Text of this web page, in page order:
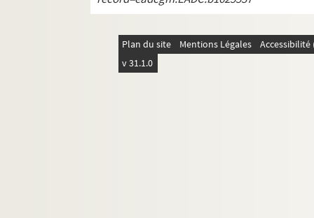
Plan du site Mentions Légales
v 31.1.0